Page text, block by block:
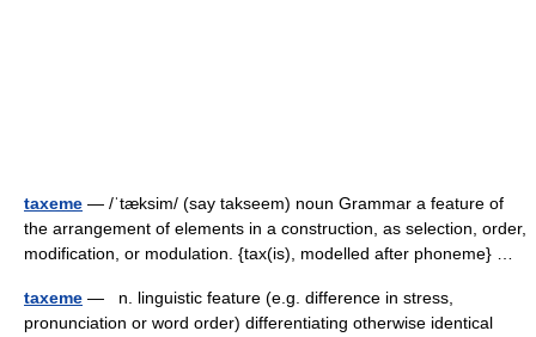
taxeme — /ˈtæksim/ (say takseem) noun Grammar a feature of
the arrangement of elements in a construction, as selection, order,
modification, or modulation. {tax(is), modelled after phoneme} …
taxeme — n. linguistic feature (e.g. difference in stress,
pronunciation or word order) differentiating otherwise identical